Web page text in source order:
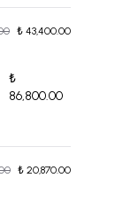
₺ 43,400.00
₺
86,800.00
₺ 20,870.00